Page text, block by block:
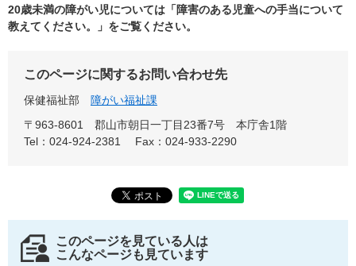
20歳未満の障がい児については「障害のある児童への手当について
教えてください。」をご覧ください。
このページに関するお問い合わせ先
保健福祉部
障がい福祉課
〒963-8601
郡山市朝日一丁目23番7号 本庁舎1階
Tel：024-924-2381
Fax：024-933-2290
このページを見ている人は
こんなページも見ています